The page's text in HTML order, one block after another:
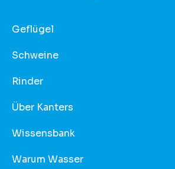
Geflügel
Schweine
Rinder
Über Kanters
Wissensbank
Warum Wasser